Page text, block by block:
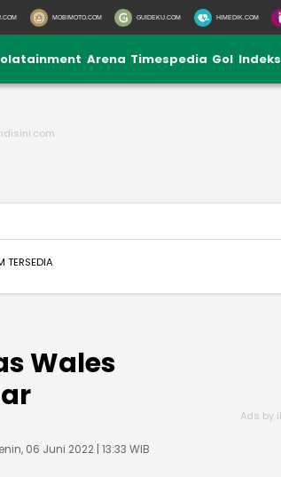
MOBIMOTO.COM GUIDEKU.COM HIMEDIK.COM
Arena Timespedia Gol Indeks
TERSEDIA
Wales
06 Juni 2022 | 13:33 WIB